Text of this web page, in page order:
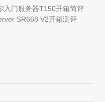
入门服务器T150开箱简评
SR668 V2开箱测评